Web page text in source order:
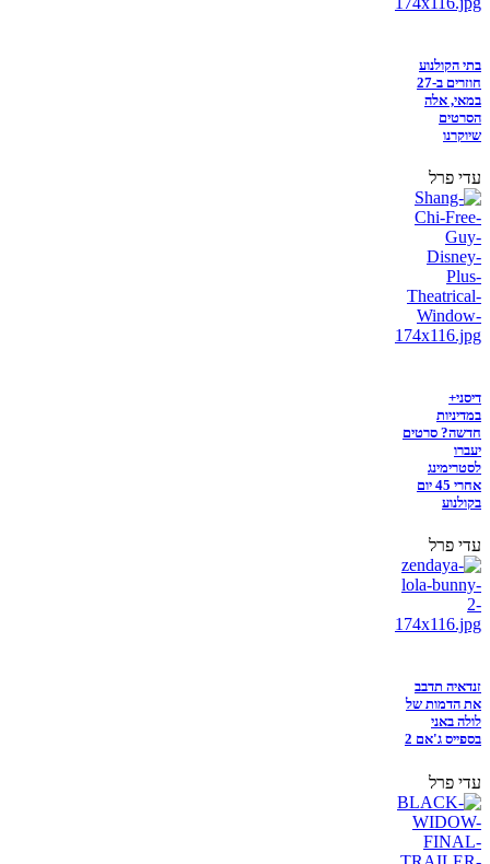
בתי הקולנוע
חוזרים ב-27
במאי, אלה
הסרטים
שיוקרנו
עדי פרל
דיסני+
במדיניות
חדשה? סרטים
יעברו
לסטרימינג
אחרי 45 יום
בקולנוע
עדי פרל
זנדאיה תדבב
את הדמות של
לולה באני
בספייס ג'אם 2
עדי פרל